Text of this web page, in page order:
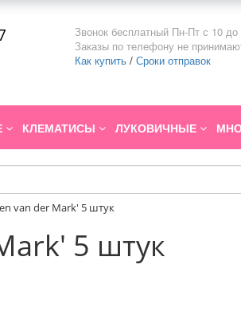
Звонок бесплатный Пн-Пт с 10 до
Заказы по телефону не
Как купить / Сроки отправок
КЛЕМАТИСЫ ЛУКОВИЧНЫЕ
van der Mark' 5 штук
5 штук